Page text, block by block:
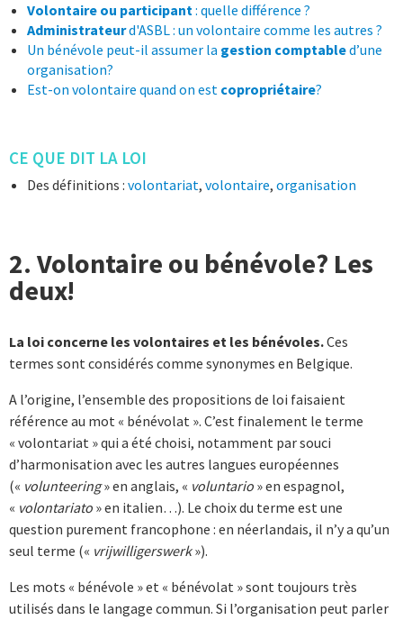
Volontaire ou participant: quelle différence ?
Administrateurd'ASBL : un volontaire comme les autres ?
Un bénévole peut-il assumer la gestion comptabled’une
organisation?
Est-on volontaire quand on est copropriétaire?
CE QUE DIT LA LOI
Des définitions : volontariat, volontaire, organisation
2. Volontaire ou bénévole? Les
deux!
La loi concerne les volontaires et les bénévoles.Ces
termes sont considérés comme synonymes en Belgique.
A l’origine, l’ensemble des propositions de loi faisaient
référence au mot « bénévolat ». C’est finalement le terme
« volontariat » qui a été choisi, notamment par souci
d’harmonisation avec les autres langues européennes
(« volunteering» en anglais, « voluntario » en espagnol,
« volontariato » en italien…). Le choix du terme est une
question purement francophone : en néerlandais, il n’y a qu’un
seul terme (« vrijwilligerswerk»).
Les mots « bénévole » et « bénévolat » sont toujours très
utilisés dans le langage commun. Si l’organisation peut parler